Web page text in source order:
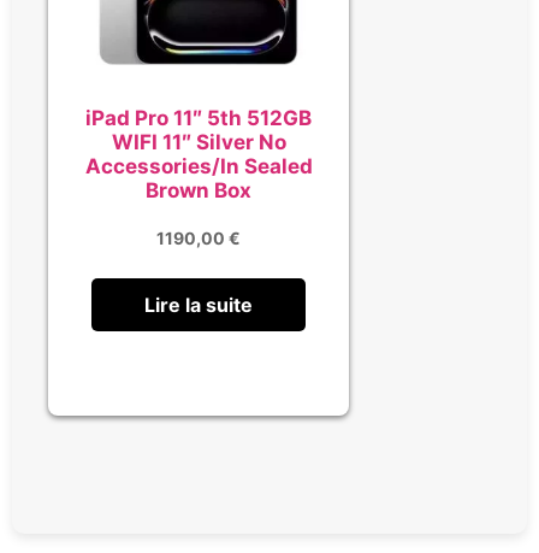
iPad Pro 11″ 5th 512GB
WIFI 11″ Silver No
Accessories/In Sealed
Brown Box
1190,00 €
Lire la suite